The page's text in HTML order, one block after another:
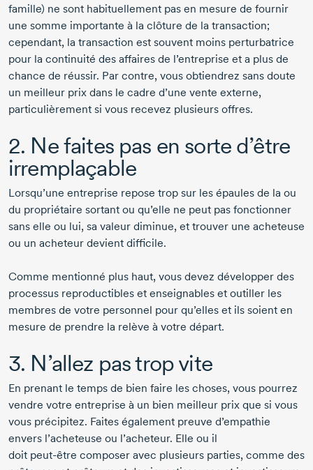
famille) ne sont habituellement pas en mesure de fournir
une somme importante à la clôture de la transaction;
cependant, la transaction est souvent moins perturbatrice
pour la continuité des affaires de l’entreprise et a plus de
chance de réussir. Par contre, vous obtiendrez sans doute
un meilleur prix dans le cadre d’une vente externe,
particulièrement si vous recevez plusieurs offres.
2. Ne faites pas en sorte d’être
irremplaçable
Lorsqu’une entreprise repose trop sur les épaules de la ou
du propriétaire sortant ou qu’elle ne peut pas fonctionner
sans elle ou lui, sa valeur diminue, et trouver une acheteuse
ou un acheteur devient difficile.
Comme mentionné plus haut, vous devez développer des
processus reproductibles et enseignables et outiller les
membres de votre personnel pour qu’elles et ils soient en
mesure de prendre la relève à votre départ.
3. N’allez pas trop vite
En prenant le temps de bien faire les choses, vous pourrez
vendre votre entreprise à un bien meilleur prix que si vous
vous précipitez. Faites également preuve d’empathie
envers l’acheteuse ou l’acheteur. Elle ou il
doit peut-être composer avec plusieurs parties, comme des